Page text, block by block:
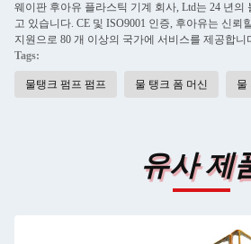
웨이판 후아유 플라스틱 기계 회사, Ltd는 24 년의
고 있습니다. CE 및 ISO9001 인증, 후아유는 신뢰
지원으로 80 개 이상의 국가에 서비스를 제공합니
Tags:
물탱크 펌프 펌프 물 탱크 폼 머신 물
유사 제